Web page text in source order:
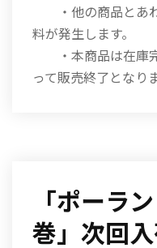
・他の商品とあわ
料が発生します。
・本商品は在庫完
って販売終了となりま
「ポーラ
巻」次回